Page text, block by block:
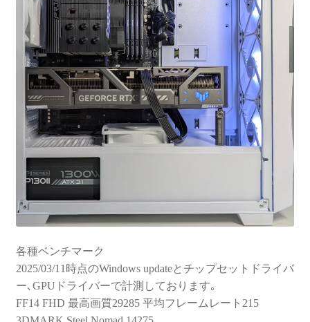
各種ベンチマーク
2025/03/11時点のWindows updateとチップセットドライバ
ー､GPUドライバーで計測しております｡
FF14 FHD 最高画質29285 平均フレームレート215